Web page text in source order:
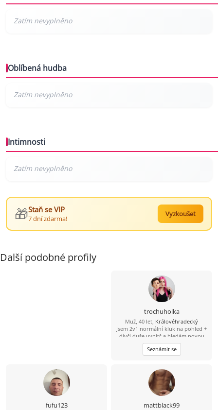
Oblíbená hudba
Intimnosti
🎁Staň se VIP
7 dní zdarma!
Vyzkoušet
Další podobné profily
trochuholka
Muž, 40 let, Královéhradecký
Jsem 2v1 normální kluk na pohled +
dívčí duše uvnitř a hledám novou
nejlepší kamarádku jako spřízněnou
duši. Sice jsem duše zadaná ale i tak
osamocená.
Seznámit se
fufu123 mattblack99